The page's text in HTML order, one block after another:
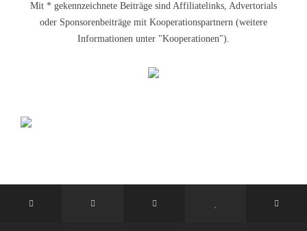
Mit * gekennzeichnete Beiträge sind Affiliatelinks, Advertorials
oder Sponsorenbeiträge mit Kooperationspartnern (weitere
Informationen unter "Kooperationen").